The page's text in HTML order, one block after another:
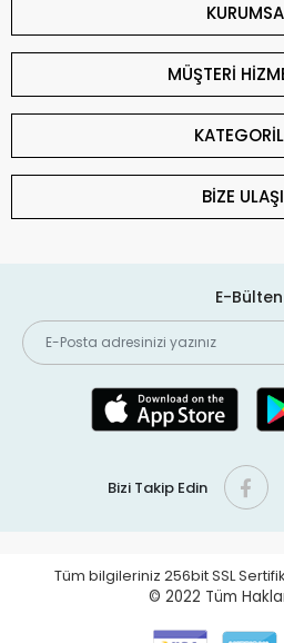
MÜŞTERİ
BİZE
E-Bülten
Bizi Takip Edin
Tüm bilgileriniz 256bit SSL
© 2022 Tüm